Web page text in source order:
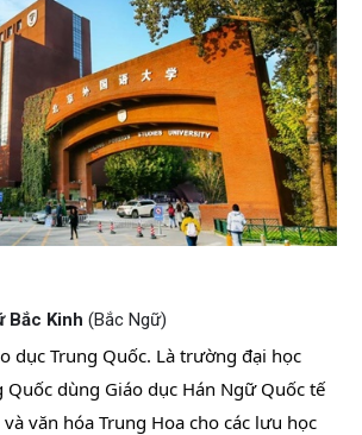
Bắc Kinh(Bắc Ngữ)
dục Trung Quốc. Là trường đại học
Quốc dùng Giáo dục Hán Ngữ Quốc tế
văn hóa Trung Hoa cho các lưu học